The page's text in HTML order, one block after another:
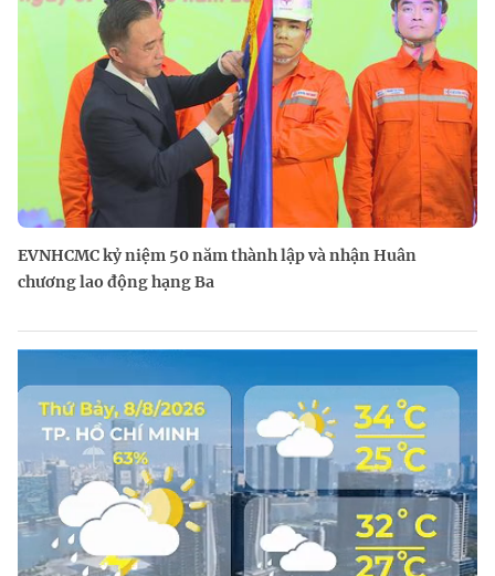
EVNHCMC kỷ niệm 50 năm thành lập và nhận Huân
chương lao động hạng Ba